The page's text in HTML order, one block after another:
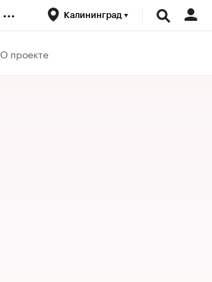
... Калининград
О проекте